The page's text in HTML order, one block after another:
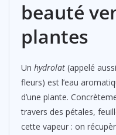
beauté
plantes
Un hydrolat (appelé aussi
fleurs) est l’eau
d’une plante.
travers des pétales,
cette vapeur : on